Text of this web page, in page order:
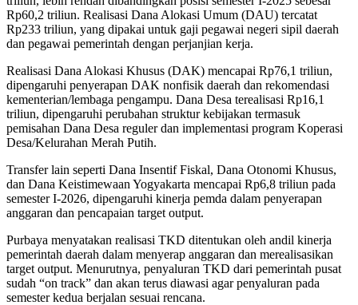
Rp60,2 triliun. Realisasi Dana Alokasi Umum (DAU) tercatat
Rp233 triliun, yang dipakai untuk gaji pegawai negeri sipil daerah
dan pegawai pemerintah dengan perjanjian kerja.
Realisasi Dana Alokasi Khusus (DAK) mencapai Rp76,1 triliun,
dipengaruhi penyerapan DAK nonfisik daerah dan rekomendasi
kementerian/lembaga pengampu. Dana Desa terealisasi Rp16,1
triliun, dipengaruhi perubahan struktur kebijakan termasuk
pemisahan Dana Desa reguler dan implementasi program Koperasi
Desa/Kelurahan Merah Putih.
Transfer lain seperti Dana Insentif Fiskal, Dana Otonomi Khusus,
dan Dana Keistimewaan Yogyakarta mencapai Rp6,8 triliun pada
semester I-2026, dipengaruhi kinerja pemda dalam penyerapan
anggaran dan pencapaian target output.
Purbaya menyatakan realisasi TKD ditentukan oleh andil kinerja
pemerintah daerah dalam menyerap anggaran dan merealisasikan
target output. Menurutnya, penyaluran TKD dari pemerintah pusat
sudah “on track” dan akan terus diawasi agar penyaluran pada
semester kedua berjalan sesuai rencana.